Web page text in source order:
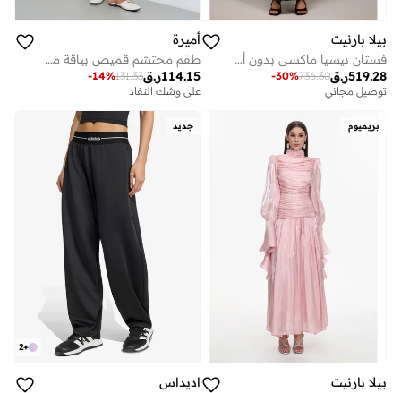
بيلا بارنيت
فستان نيسيا ماكسي بدون أكمام مع رباط لؤلؤي
ر.ق519.28
736.30
-30%
توصيل مجاني
أميرة
طقم محتشم قميص بياقة ماندرين وبنطال بقصة مستقيمة - أخضر
ر.ق114.15
131.33
-14%
على وشك النفاد
بريميوم
بيلا بارنيت
جديد
+
2
اديداس